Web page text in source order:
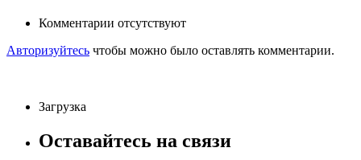
Комментарии отсутствуют
Авторизуйтесь чтобы можно было оставлять комментарии.
Загрузка
Оставайтесь на связи